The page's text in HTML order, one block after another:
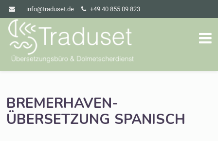
info@traduset.de +49 40 855 09 823
BREMERHAVEN-
ÜBERSETZUNG SPANISCH